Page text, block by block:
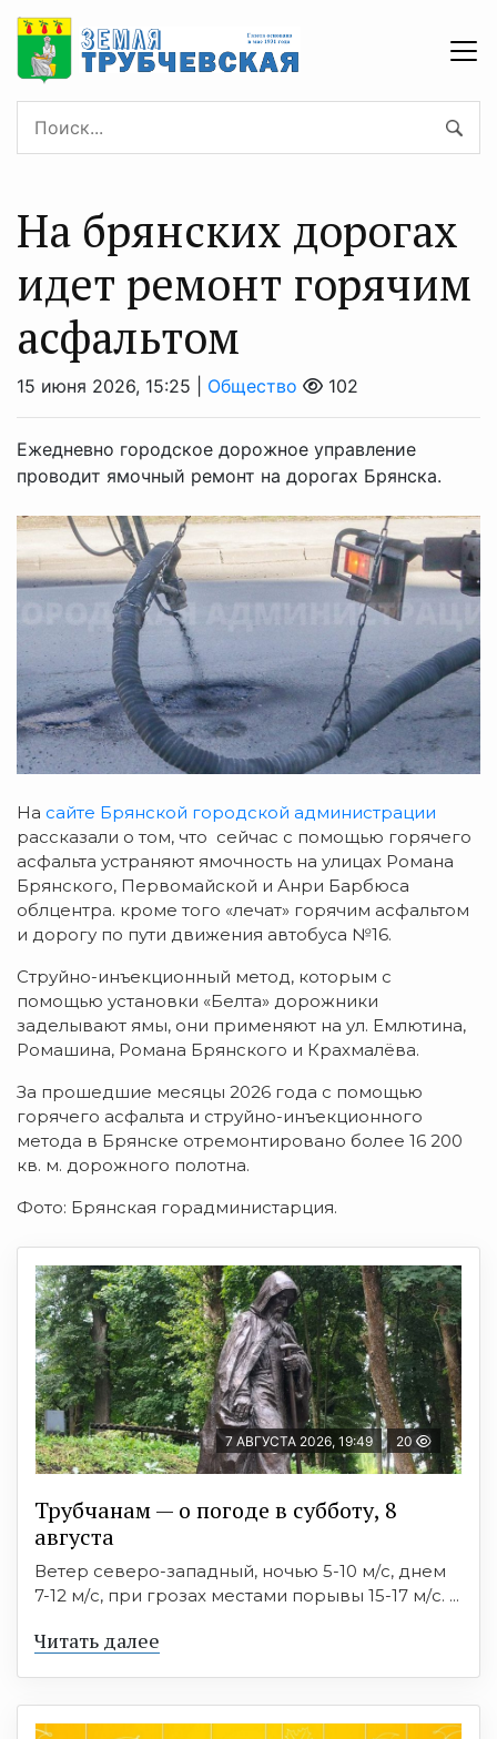
На брянских дорогах
идет ремонт горячим
асфальтом
15 июня 2026, 15:25 | Общество 102
Ежедневно городское дорожное управление
проводит ямочный ремонт на дорогах Брянска.
На сайте Брянской городской администрации
рассказали о том, что сейчас с помощью горячего
асфальта устраняют ямочность на улицах Романа
Брянского, Первомайской и Анри Барбюса
облцентра. кроме того «лечат» горячим асфальтом
и дорогу по пути движения автобуса №16.
Струйно-инъекционный метод, которым с
помощью установки «Белта» дорожники
заделывают ямы, они применяют на ул. Емлютина,
Ромашина, Романа Брянского и Крахмалёва.
За прошедшие месяцы 2026 года с помощью
горячего асфальта и струйно-инъекционного
метода в Брянске отремонтировано более 16 200
кв. м. дорожного полотна.
Фото: Брянская горадминистарция.
7 АВГУСТА 2026, 19:49 20
Трубчанам — о погоде в субботу, 8
августа
Ветер северо-западный, ночью 5-10 м/с, днем
7-12 м/с, при грозах местами порывы 15-17 м/с. ...
Читать далее